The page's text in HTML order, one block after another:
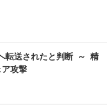
転送されたと判断 ～ 精
ア攻撃